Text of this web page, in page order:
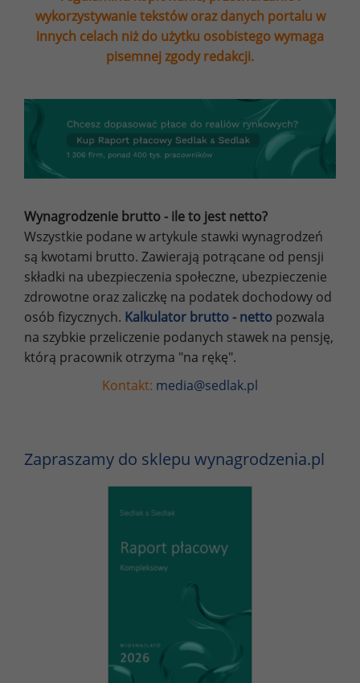
wykorzystywanie tekstów oraz danych portalu w
innych celach niż do użytku osobistego wymaga
pisemnej zgody redakcji.
Wynagrodzenie brutto - ile to jest netto?
Wszystkie podane w artykule stawki wynagrodzeń
są kwotami brutto. Zawierają potrącane od pensji
składki na ubezpieczenia społeczne, ubezpieczenie
zdrowotne oraz zaliczkę na podatek dochodowy od
osób fizycznych. Kalkulator brutto - netto pozwala
na szybkie przeliczenie podanych stawek na pensję,
którą pracownik otrzyma "na rękę".
Kontakt: media@sedlak.pl
Zapraszamy do sklepu wynagrodzenia.pl